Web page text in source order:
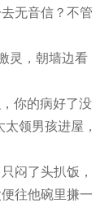
无音信？不管
灵，朝墙边看
你的病好了没
领男孩进屋，
闷了头扒饭，
往他碗里搛一